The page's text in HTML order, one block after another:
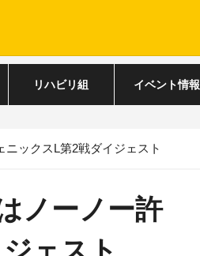
リハビリ組 イベント情報
ックスL第2戦ダイジェスト
ノーノー許